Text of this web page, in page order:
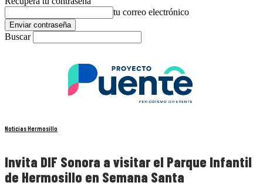
tu correo electrónico
Buscar
Noticias Hermosillo
Invita DIF Sonora a visitar el Parque Infantil
de Hermosillo en Semana Santa